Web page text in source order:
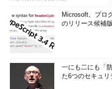
Microsoft、プロ
のリリース候補
一にも二にも「
た6つのセキュリ